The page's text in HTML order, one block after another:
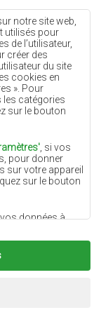
notre site web,
utilisés pour
de l’utilisateur,
créer des
du site
cookies en
». Pour
les catégories
sur le bouton
, si vos
pour donner
sur votre appareil
sur le bouton
données à
de haute
du
Partenaires de